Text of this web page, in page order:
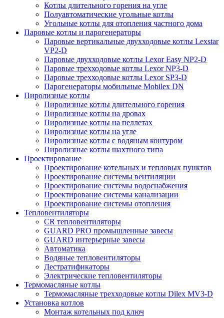
Котлы длительного горения на угле
Полуавтоматические угольные котлы
Угольные котлы для отопления частного дома
Паровые котлы и парогенераторы
Паровые вертикальные двухходовые котлы Lexstar
VP2-D
Паровые двухходовые котлы Lexor Easy NP2-D
Паровые трехходовые котлы Lexor NP3-D
Паровые трехходовые котлы Lexor SP3-D
Парогенераторы мобильные Mobilex DN
Пиролизные котлы
Пиролизные котлы длительного горения
Пиролизные котлы на дровах
Пиролизные котлы на пеллетах
Пиролизные котлы на угле
Пиролизные котлы с водяным контуром
Пиролизные котлы шахтного типа
Проектирование
Проектирование котельных и тепловых пунктов
Проектирование системы вентиляции
Проектирование системы водоснабжения
Проектирование системы канализации
Проектирование системы отопления
Тепловентиляторы
CR тепловентиляторы
GUARD PRO промышленные завесы
GUARD интерьерные завесы
Автоматика
Водяные тепловентиляторы
Дестратификаторы
Электрические тепловентиляторы
Термомасляные котлы
Термомасляные трехходовые котлы Dilex MV3-D
Установка котлов
Монтаж котельных под ключ